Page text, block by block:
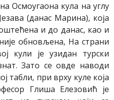
Осмоугаона кула на углу
(данас Марина), која
и до данас, као и
обновљена, На страни
кули је узидан турски
Зато се овде наводи
табли, при врху куле која
Глиша Елезовић је